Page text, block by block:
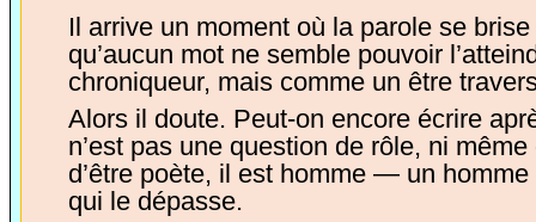
Il arrive un moment où la parole se
qu’aucun mot ne semble pouvoir
chroniqueur, mais comme un être
Alors il doute. Peut-on encore écrire
n’est pas une question de rôle, ni
d’être poète, il est homme — un
qui le dépasse.